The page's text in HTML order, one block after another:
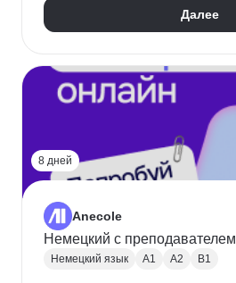
Далее
8 дней
Anecole
Немецкий с преподавателем
Немецкий язык A1 A2 B1